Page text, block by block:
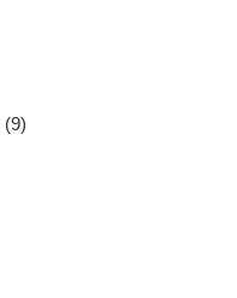
(9)